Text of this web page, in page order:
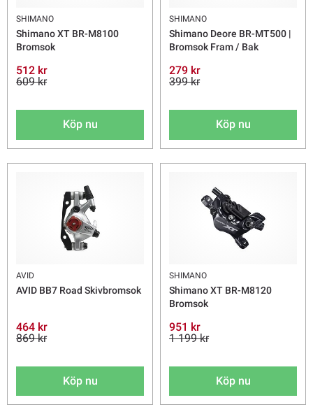
SHIMANO
Shimano XT BR-M8100
Bromsok
512 kr
609 kr
Köp nu
SHIMANO
Shimano Deore BR-MT500 |
Bromsok Fram / Bak
279 kr
399 kr
Köp nu
AVID
AVID BB7 Road Skivbromsok
464 kr
869 kr
Köp nu
SHIMANO
Shimano XT BR-M8120
Bromsok
951 kr
1 199 kr
Köp nu